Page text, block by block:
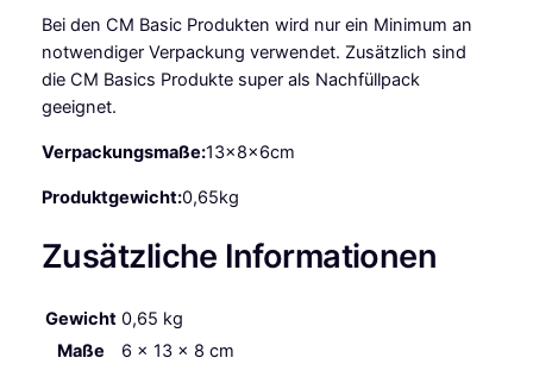
o
a
e
W
i
6
0
Bei den CM Basic Produkten wird nur ein Minimum an
notwendiger Verpackung verwendet. Zusätzlich sind
die CM Basics Produkte super als Nachfüllpack
geeignet.
Verpackungsmaße:13x8x6cm
Produktgewicht:0,65kg
Zusätzliche Informationen
Gewicht 0,65 kg
Maße
6 × 13 × 8 cm